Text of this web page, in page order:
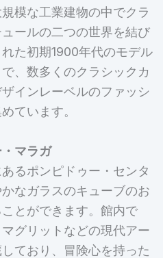
模な工業建物の中でクラ
ールの二つの世界を結び
た初期1900年代のモデル
、数多くのクラシックカ
インレーベルのファッシ
ています。
マラガ
るポンピドゥー・センタ
なガラスのキューブのお
とができます。館内で
グリットなどの現代アー
ており、冒険心を持った